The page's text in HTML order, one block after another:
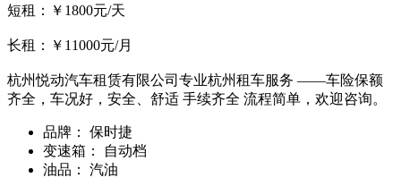
短租：￥1800元/天
长租：￥11000元/月
杭州悦动汽车租赁有限公司专业杭州租车服务 ——车险保额
齐全，车况好，安全、舒适 手续齐全 流程简单，欢迎咨询。
品牌：
保时捷
变速箱：
自动档
油品：
汽油